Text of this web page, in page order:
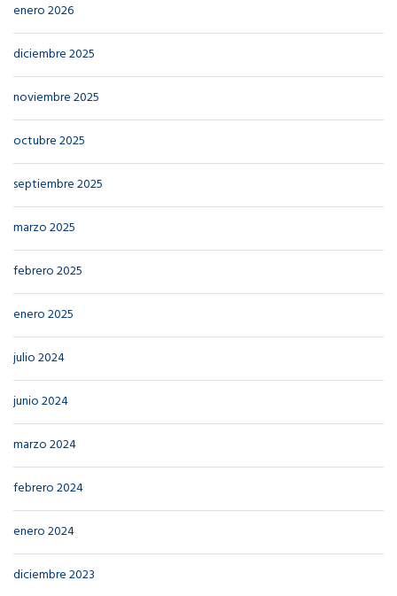
enero 2026
diciembre 2025
noviembre 2025
octubre 2025
septiembre 2025
marzo 2025
febrero 2025
enero 2025
julio 2024
junio 2024
marzo 2024
febrero 2024
enero 2024
diciembre 2023